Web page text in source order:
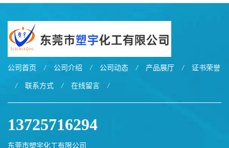
公司首页 / 公司介绍 / 公司动态 / 产品展厅 / 证书荣誉
/ 联系方式 / 在线留言 /
13725716294
东莞市塑宇化工有限公司